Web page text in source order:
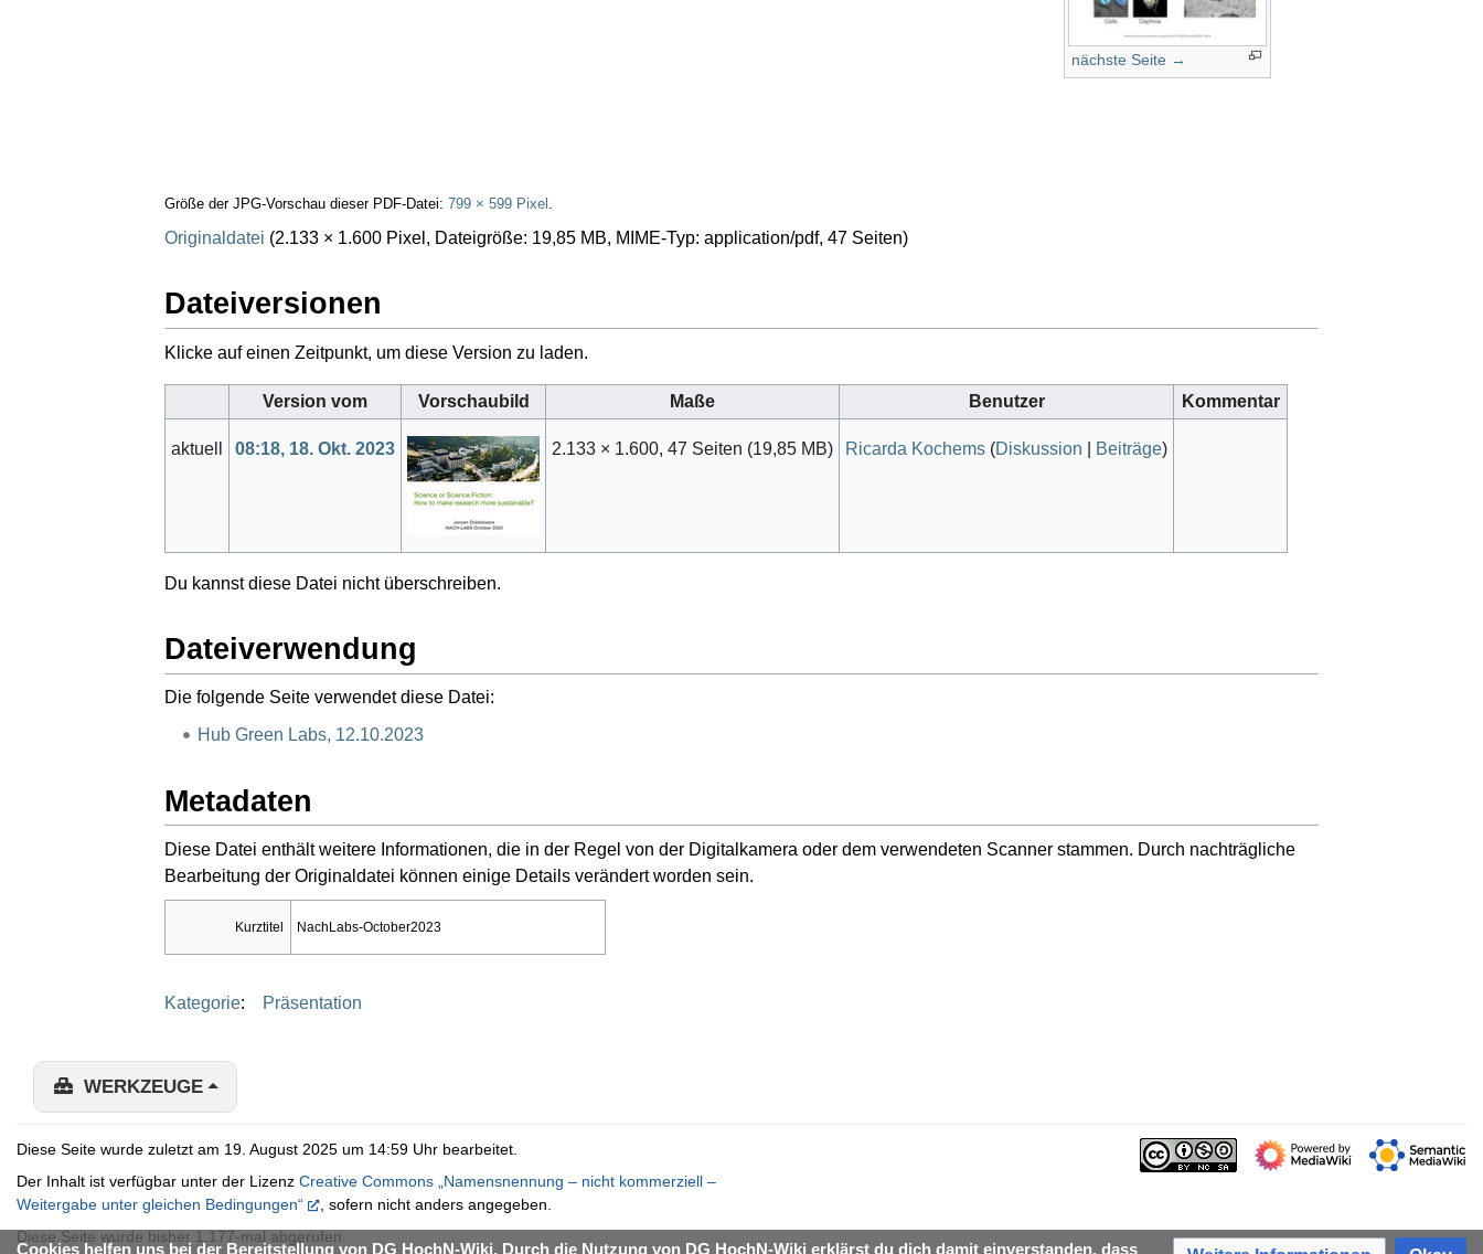
Größe der JPG-Vorschau dieser PDF-Datei: 799 × 599 Pixel .
nächste Seite →
Originaldatei (2.133 × 1.600 Pixel, Dateigröße: 19,85 MB, MIME-Typ: application/pdf, 47 Seiten)
Dateiversionen
Klicke auf einen Zeitpunkt, um diese Version zu laden.
Version vom Vorschaubild Maße Benutzer Kommentar
aktuell 08:18, 18. Okt. 2023 2.133 × 1.600, 47 Seiten (19,85 MB) Ricarda Kochems (Diskussion Beiträge)
Du kannst diese Datei nicht überschreiben.
Dateiverwendung
Die folgende Seite verwendet diese Datei:
Hub Green Labs, 12.10.2023
Metadaten
Diese Datei enthält weitere Informationen, die in der Regel von der Digitalkamera oder dem verwendeten Scanner stammen. Durch nachträgliche
Bearbeitung der Originaldatei können einige Details verändert worden sein.
Kurztitel NachLabs-October2023
Cookies helfen uns bei der Bereitstellung von DG HochN-Wiki. Durch die Nutzung von DG HochN-Wiki erklärst du dich damit einverstanden, dass
Kategorie: Präsentation
WERKZEUGE
Diese Seite wurde zuletzt am 19. August 2025 um 14:59 Uhr bearbeitet.
Der Inhalt ist verfügbar unter der Lizenz Creative Commons „Namensnennung – nicht kommerziell –
Weitergabe unter gleichen Bedingungen“
, sofern nicht anders angegeben.
Diese Seite wurde bisher 1.177-mal abgerufen.